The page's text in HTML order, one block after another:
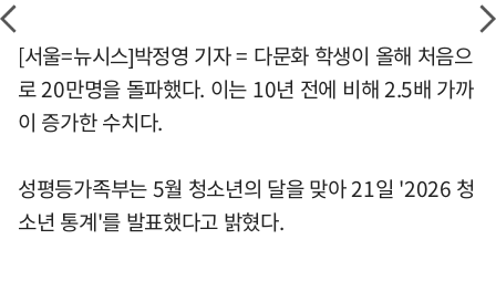
[서울=뉴시스]박정영 기자 = 다문화 학생이 올해 처음으
로 20만명을 돌파했다. 이는 10년 전에 비해 2.5배 가까
이 증가한 수치다.
성평등가족부는 5월 청소년의 달을 맞아 21일 '2026 청
소년 통계'를 발표했다고 밝혔다.